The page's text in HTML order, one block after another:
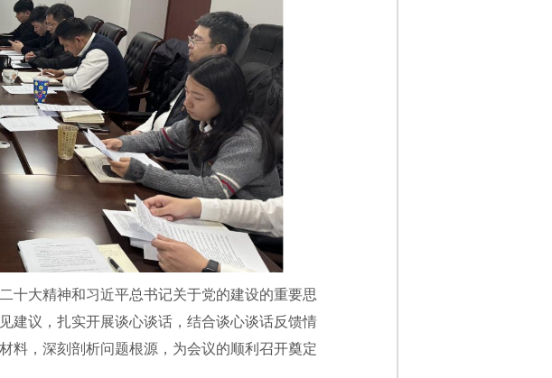
十大精神和习近平总书记关于党的建设的重要思
建议，扎实开展谈心谈话，结合谈心谈话反馈情
料，深刻剖析问题根源，为会议的顺利召开奠定